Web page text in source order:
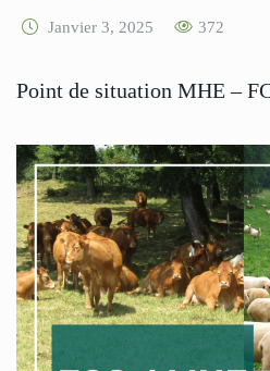
Janvier 3, 2025 372
Point de situation MHE –